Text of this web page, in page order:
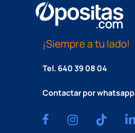
¡Siempre a tu lado!
Tel. 640 39 08 04
Contactar por whatsapp